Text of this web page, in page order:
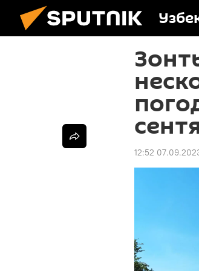
12:52